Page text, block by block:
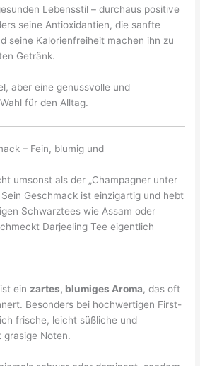
Lebensstil – durchaus positive
seine Antioxidantien, die sanfte
seine Kalorienfreiheit machen ihn zu
Getränk.
aber eine genussvolle und
für den Alltag.
– Fein, blumig und
umsonst als der „Champagner unter
Geschmack ist einzigartig und hebt
Schwarztees wie Assam oder
Darjeeling Tee eigentlich
ist einzartes, blumiges Aroma, das oft
Besonders bei hochwertigen First-
frische, leicht süßliche und
grasige Noten.